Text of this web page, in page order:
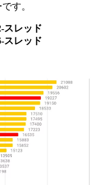
す。
スレッド
スレッド